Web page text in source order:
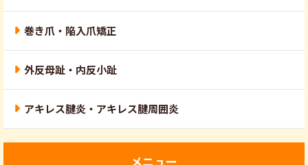
巻き爪・陥入爪矯正
外反母趾・内反小趾
アキレス腱炎・アキレス腱周囲炎
メニュー